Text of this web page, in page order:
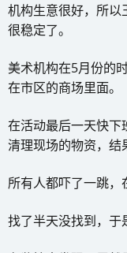
机构生意很好，所以
很稳定了。
美术机构在5月份的
在市区的商场里面。
在活动最后一天快下
清理现场的物资，结
所有人都吓了一跳，
找了半天没找到，于